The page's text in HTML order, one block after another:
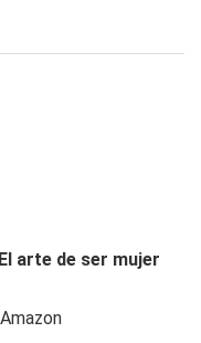
arte de ser mujer